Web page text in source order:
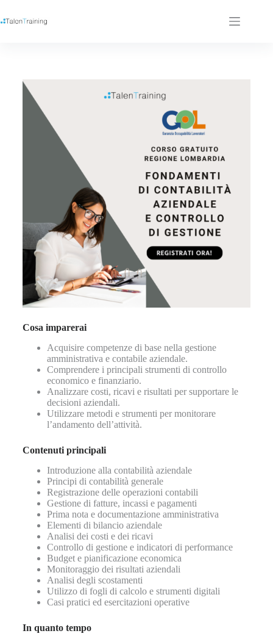
Cosa imparerai
Acquisire competenze di base nella gestione
amministrativa e contabile aziendale.
Comprendere i principali strumenti di controllo
economico e finanziario.
Analizzare costi, ricavi e risultati per supportare le
decisioni aziendali.
Utilizzare metodi e strumenti per monitorare
l’andamento dell’attività.
Contenuti principali
Introduzione alla contabilità aziendale
Principi di contabilità generale
Registrazione delle operazioni contabili
Gestione di fatture, incassi e pagamenti
Prima nota e documentazione amministrativa
Elementi di bilancio aziendale
Analisi dei costi e dei ricavi
Controllo di gestione e indicatori di performance
Budget e pianificazione economica
Monitoraggio dei risultati aziendali
Analisi degli scostamenti
Utilizzo di fogli di calcolo e strumenti digitali
Casi pratici ed esercitazioni operative
In quanto tempo